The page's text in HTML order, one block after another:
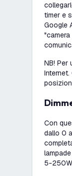
timer e
Google
NB! Per
Con
dallo 0
5-